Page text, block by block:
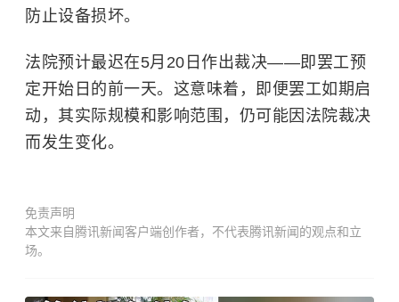
防止设备损坏。
法院预计最迟在5月20日作出裁决——即罢工预
定开始日的前一天。这意味着，即便罢工如期启
动，其实际规模和影响范围，仍可能因法院裁决
而发生变化。
免责声明
本文来自腾讯新闻客户端创作者，不代表腾讯新闻的观点和立
场。